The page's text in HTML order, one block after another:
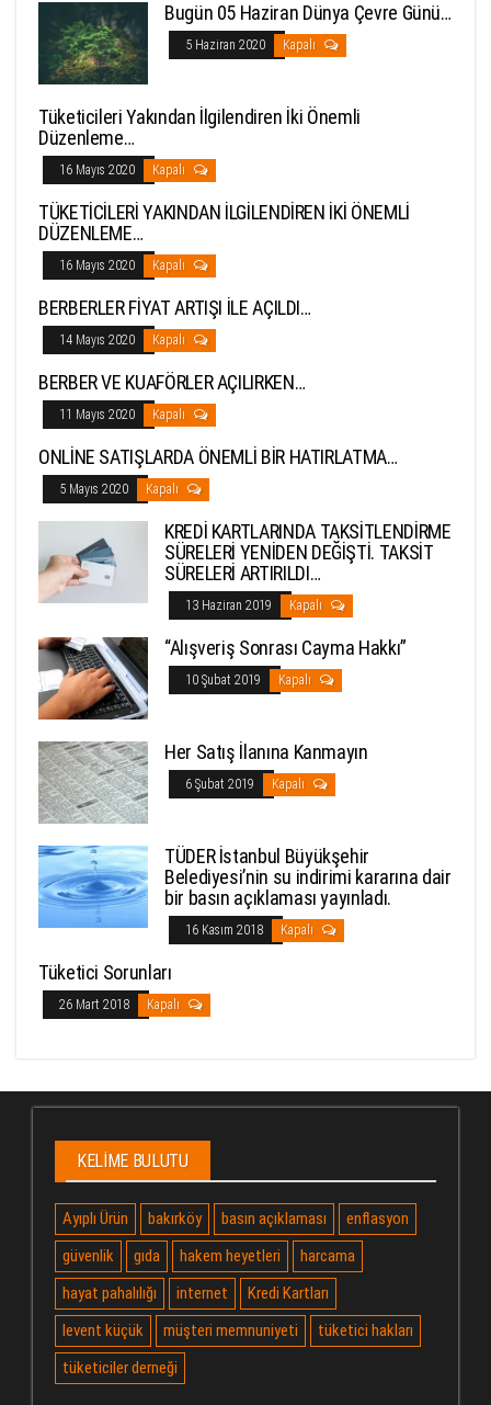
Bugün 05 Haziran Dünya Çevre Günü…
5 Haziran 2020 Kapalı
Tüketicileri Yakından İlgilendiren İki Önemli
Düzenleme…
16 Mayıs 2020 Kapalı
TÜKETİCİLERİ YAKINDAN İLGİLENDİREN İKİ ÖNEMLİ
DÜZENLEME…
16 Mayıs 2020 Kapalı
BERBERLER FİYAT ARTIŞI İLE AÇILDI…
14 Mayıs 2020 Kapalı
BERBER VE KUAFÖRLER AÇILIRKEN…
11 Mayıs 2020 Kapalı
ONLİNE SATIŞLARDA ÖNEMLİ BİR HATIRLATMA…
5 Mayıs 2020 Kapalı
KREDİ KARTLARINDA TAKSİTLENDİRME
SÜRELERİ YENİDEN DEĞİŞTİ. TAKSİT
SÜRELERİ ARTIRILDI…
13 Haziran 2019 Kapalı
“Alışveriş Sonrası Cayma Hakkı”
10 Şubat 2019 Kapalı
Her Satış İlanına Kanmayın
6 Şubat 2019 Kapalı
TÜDER İstanbul Büyükşehir
Belediyesi’nin su indirimi kararına dair
bir basın açıklaması yayınladı.
16 Kasım 2018 Kapalı
Tüketici Sorunları
26 Mart 2018 Kapalı
KELIME BULUTU
Ayıplı Ürün bakırköy basın açıklaması
enflasyon
güvenlik
gıda hakem heyetleri
harcama
hayat pahalılığı
internet
Kredi Kartları
levent küçük
müşteri memnuniyeti
tüketici hakları
tüketiciler derneği